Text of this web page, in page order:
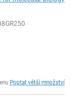
Poptat větší množství